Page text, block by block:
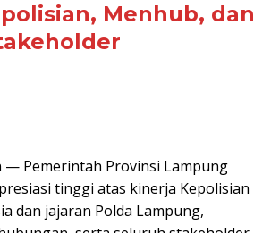
Menhub, dan
— Pemerintah Provinsi Lampung
tinggi atas kinerja Kepolisian
dan jajaran Polda Lampung,